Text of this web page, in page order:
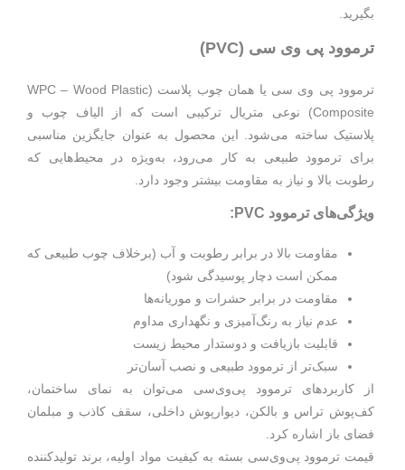
بگیرید.
ترموود پی‌ وی‌ سی (PVC)
ترموود پی‌ وی‌ سی یا همان چوب پلاست (WPC – Wood Plastic
Composite) نوعی متریال ترکیبی است که از الیاف چوب و
پلاستیک ساخته می‌شود. این محصول به عنوان جایگزین مناسبی
برای ترموود طبیعی به کار می‌رود، به‌ویژه در محیط‌هایی که
رطوبت بالا و نیاز به مقاومت بیشتر وجود دارد.
ویژگی‌های ترموود PVC:
مقاومت بالا در برابر رطوبت و آب (برخلاف چوب طبیعی که
ممکن است دچار پوسیدگی شود)
مقاومت در برابر حشرات و موریانه‌ها
عدم نیاز به رنگ‌آمیزی و نگهداری مداوم
قابلیت بازیافت و دوستدار محیط زیست
سبک‌تر از ترموود طبیعی و نصب آسان‌تر
از کاربردهای ترموود پی‌وی‌سی می‌توان به نمای ساختمان،
کف‌پوش تراس و بالکن، دیوارپوش داخلی، سقف کاذب و مبلمان
فضای باز اشاره کرد.
قیمت ترموود پی‌وی‌سی بسته به کیفیت مواد اولیه، برند تولیدکننده